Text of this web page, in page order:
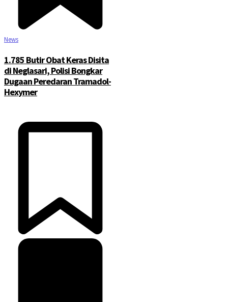
News
1.785 Butir Obat Keras Disita
di Neglasari, Polisi Bongkar
Dugaan Peredaran Tramadol-
Hexymer